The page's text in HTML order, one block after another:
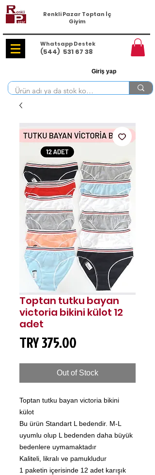
Renkli Pazar Toptan İç
Giyim
Whatsapp Destek
(544) 531 67 38
Giriş yap
Toptan tutku bayan
victoria bikini külot 12
adet
TRY 375.00
Out of Stock
Toptan tutku bayan victoria bikini
külot
Bu ürün Standart L bedendir. M-L
uyumlu olup L bedenden daha büyük
bedenlere uymamaktadır
Kaliteli, likralı ve pamukludur
1 paketin içerisinde 12 adet karışık